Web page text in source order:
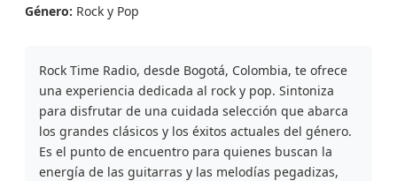
Género: Rock y Pop
Rock Time Radio, desde Bogotá, Colombia, te ofrece
una experiencia dedicada al rock y pop. Sintoniza
para disfrutar de una cuidada selección que abarca
los grandes clásicos y los éxitos actuales del género.
Es el punto de encuentro para quienes buscan la
energía de las guitarras y las melodías pegadizas,